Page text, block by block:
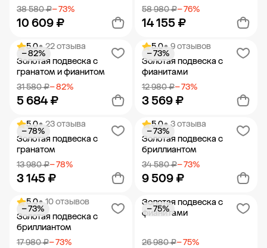
38 580 ₽− 73%
10 609 ₽
Добавить в корзину
58 980 ₽− 76%
14 155 ₽
Добавить в корзину
5.0• 22 отзыва
Золотая подвеска с
гранатом и фианитом
31 580 ₽− 82%
5 684 ₽
− 82%
Добавить в корзину
5.0• 9 отзывов
Золотая подвеска с
фианитами
12 980 ₽− 73%
3 569 ₽
− 73%
Добавить в корзину
5.0• 23 отзыва
Золотая подвеска с
гранатом
13 980 ₽− 78%
3 145 ₽
− 78%
Добавить в корзину
5.0• 3 отзыва
Золотая подвеска с
бриллиантом
34 580 ₽− 73%
9 509 ₽
− 73%
Добавить в корзину
5.0• 10 отзывов
Золотая подвеска с
бриллиантом
17 980 ₽− 73%
− 73%
Золотая подвеска с
фианитами
26 980 ₽− 75%
− 75%